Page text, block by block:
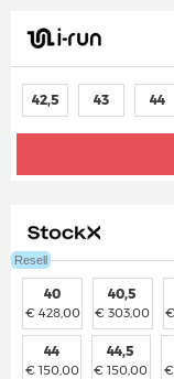
42,5 43 44
Resell
40
€ 428,00
40,5
€ 303,00
44
€ 150,00
44,5
€ 150,00 €